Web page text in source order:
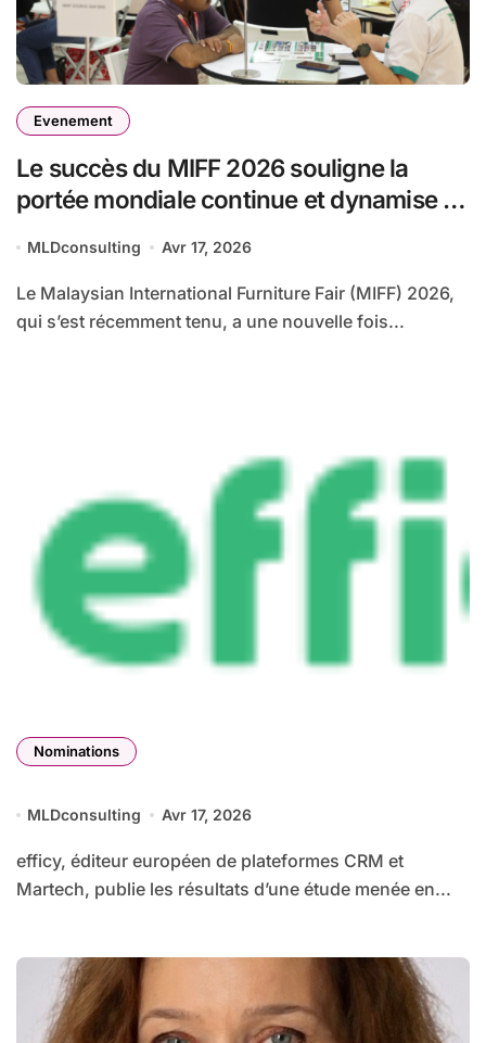
Evenement
Le succès du MIFF 2026 souligne la
portée mondiale continue et dynamise le
MLDconsulting Avr 17, 2026
Le Malaysian International Furniture Fair (MIFF) 2026,
qui s’est récemment tenu, a une nouvelle fois...
Nominations
MLDconsulting Avr 17, 2026
efficy, éditeur européen de plateformes CRM et
Martech, publie les résultats d’une étude menée en...